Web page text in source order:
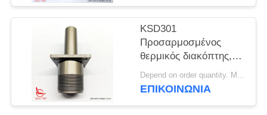
KSD301
Προσαρμοσμένος
θερμικός διακόπτης,
αυτόματη επαναφορά,
για μηχανήματα
Depend on order quantity. MOQ:1000pcs, υποστηρίζουν επίσης δείγμα ή ποσότητα δοκιμής.
ΕΠΙΚΟΙΝΩΝΊΑ